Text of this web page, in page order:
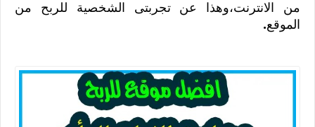
من الانترنت،وهذا عن تجربتى الشخصية للربح من
الموقع.